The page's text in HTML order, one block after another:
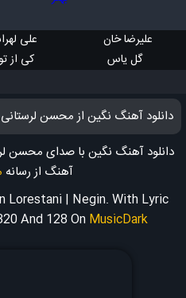
علیرضا خان
گل یاس
علی
کی از
دانلود آهنگ نگین از محسن لرستانی
دانلود آهنگ نگین با صدای محسن
آهنگ از رسانه
Lorestani | Negin. With Lyric
And 128 On MusicDark